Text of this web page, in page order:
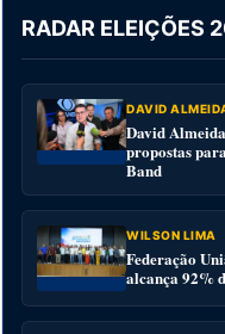
RADAR ELEIÇÕES
DAVID
David
propostas
Band
WILSON LIMA
Federação
alcança 92%